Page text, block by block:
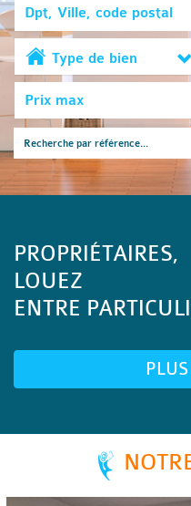
Type de bien
PROPRIÉTAIRES,
LOUEZ
ENTRE